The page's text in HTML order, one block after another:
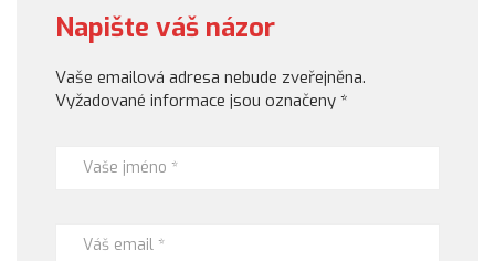
Napište váš názor
Vaše emailová adresa nebude zveřejněna.
Vyžadované informace jsou označeny *